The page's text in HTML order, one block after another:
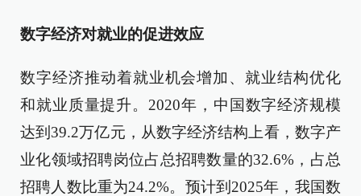
数字经济对就业的促进效应
数字经济推动着就业机会增加、就业结构优化
和就业质量提升。2020年，中国数字经济规模
达到39.2万亿元，从数字经济结构上看，数字产
业化领域招聘岗位占总招聘数量的32.6%，占总
招聘人数比重为24.2%。预计到2025年，我国数